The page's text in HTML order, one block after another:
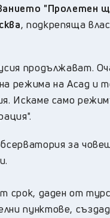
"Пролетен
, подкрепяща
продължават.
режима на Асад и
Искаме само
за
срок, даден от
пунктове,